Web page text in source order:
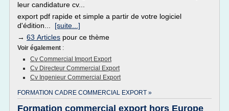
leur candidature cv...
export pdf rapide et simple a partir de votre logiciel
d'édition... [suite...]
→ 63 Articles pour ce thème
Voir également :
Cv Commercial Import Export
Cv Directeur Commercial Export
Cv Ingenieur Commercial Export
FORMATION CADRE COMMERCIAL EXPORT »
Formation commercial export hors Europe